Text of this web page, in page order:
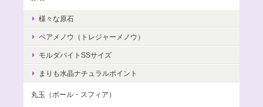
様々な原石
ペアメノウ（トレジャーメノウ）
モルダバイトSSサイズ
まりも水晶ナチュラルポイント
丸玉（ボール・スフィア）